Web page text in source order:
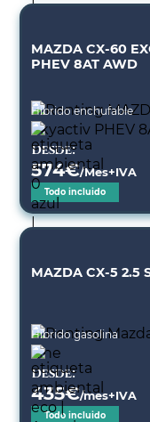
MAZDA CX-60
PHEV 8AT AWD
Híbrido enchufable
Desde:
574€/Mes+IVA
Todo incluido
MAZDA CX-5 2.5
Híbrido gasolina
Desde:
435€/mes+IVA
Todo incluido